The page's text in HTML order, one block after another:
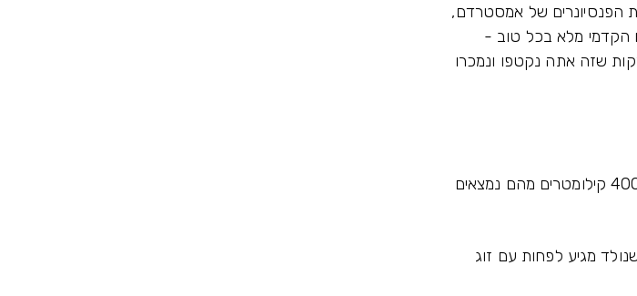
הפנסיונרים של אמסטרדם,
הקדמי מלא בכל טוב -
שזה אתה נקטפו ונמכרו
בהולנד לבדה יש יותר מ- 15 אלף קילומטרים של מסלולים ייעודיים לאופניים, 400 קילומטרים מהם נמצאים
מגיע לפחות עם זוג